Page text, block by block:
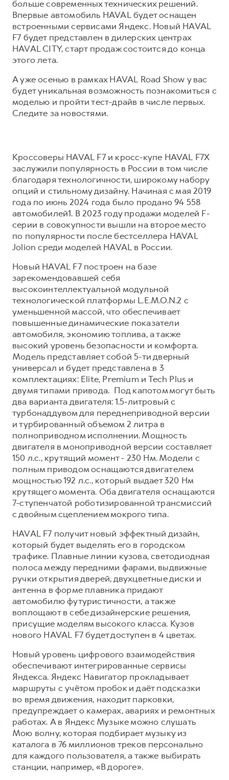
HAVAL Лизинг
АКСЕССУАРЫ HAVAL
Коллекция CITY
Коллекция Базовая
Коллекция Детская
АКСЕССУАРЫ HAVAL
Автомобильные аксессуары
Коллекция CITY
Коллекция Детская
больше современных технических решений.
Впервые автомобиль HAVAL будет оснащен
встроенными сервисами Яндекс. Новый HAVAL
F7 будет представлен в дилерских центрах
HAVAL CITY, старт продаж состоится до конца
этого лета.
А уже осенью в рамках HAVAL Road Show у вас
будет уникальная возможность познакомиться с
моделью и пройти тест-драйв в числе первых.
Следите за новостями.
Кроссоверы HAVAL F7 и кросс-купе HAVAL F7X
заслужили популярность в России в том числе
благодаря технологичности, широкому набору
опций и стильному дизайну. Начиная с мая 2019
года по июнь 2024 года было продано 94 558
автомобилей1. В 2023 году продажи моделей F-
серии в совокупности вышли на второе место
по популярности после бестселлера HAVAL
Jolion среди моделей HAVAL в России.
Новый HAVAL F7 построен на базе
зарекомендовавшей себя
высокоинтеллектуальной модульной
технологической платформы L.E.M.O.N.2 с
уменьшенной массой, что обеспечивает
повышенные динамические показатели
автомобиля, экономию топлива, а также
высокий уровень безопасности и комфорта.
Модель представляет собой 5-ти дверный
универсал и будет представлена в 3
комплектациях: Elite, Premium и Tech Plus и
двумя типами привода. Под капотом могут быть
два варианта двигателя: 1.5-литровый с
турбонаддувом для переднеприводной версии
и турбированный объемом 2 литра в
полноприводном исполнении. Мощность
двигателя в моноприводной версии составляет
150 л.с., крутящий момент - 230 Нм. Модели с
полным приводом оснащаются двигателем
мощностью 192 л.с., который выдает 320 Нм
крутящего момента. Оба двигателя оснащаются
7-ступенчатой роботизированной трансмиссий
с двойным сцеплением мокрого типа.
HAVAL F7 получит новый эффектный дизайн,
который будет выделять его в городском
трафике. Плавные линии кузова, светодиодная
полоса между передними фарами, выдвижные
ручки открытия дверей, двухцветные диски и
антенна в форме плавника придают
автомобилю футуристичности, а также
воплощают в себе дизайнерские решения,
присущие моделям высокого класса. Кузов
нового HAVAL F7 будет доступен в 4 цветах.
Новый уровень цифрового взаимодействия
обеспечивают интегрированные сервисы
Яндекса. Яндекс Навигатор прокладывает
маршруты с учётом пробок и даёт подсказки
во время движения, находит парковки,
предупреждает о камерах, авариях и ремонтных
работах. А в Яндекс Музыке можно слушать
Мою волну, которая подбирает музыку из
каталога в 76 миллионов треков персонально
для каждого пользователя, а также выбирать
станции, например, «В дороге».